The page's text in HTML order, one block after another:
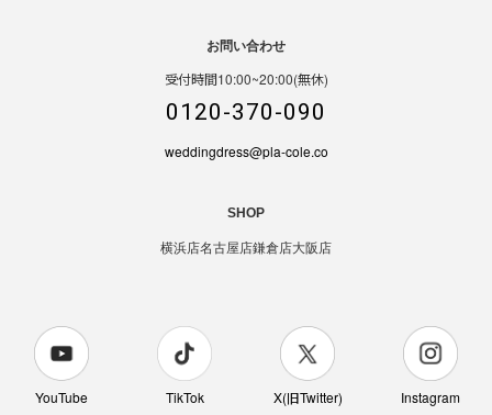
お問い合わせ
受付時間10:00~20:00(無休)
0120-370-090
weddingdress@pla-cole.co
SHOP
横浜店名古屋店鎌倉店大阪店
YouTube TikTok X(旧Twitter) Instagram